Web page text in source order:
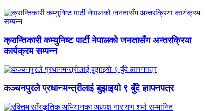
क्रान्तिकारी कम्युनिष्ट पार्टी नेपालको जनतासँग अन्तरक्रिया
कार्यक्रम सम्पन्न
कञ्चनपुरले प्रधानमन्त्रीलाई बुझाइयो ९ बुँदे ज्ञापनपत्र